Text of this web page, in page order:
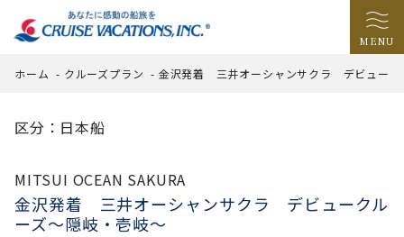
MENU
ホーム - クルーズプラン - 金沢発着 三井オーシャンサクラ デビューク
区分：日本船
MITSUI OCEAN SAKURA
金沢発着 三井オーシャンサクラ デビュークル
ーズ～隠岐・壱岐～